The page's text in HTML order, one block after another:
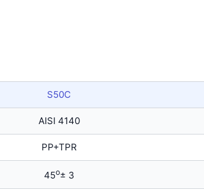
S50C
AISI 4140
PP+TPR
45o± 3